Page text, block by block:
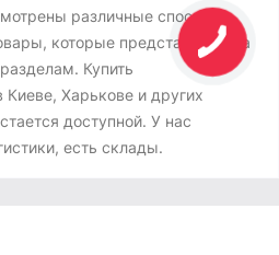
различные способы
которые представлены на
Купить
Харькове и других
доступной. У нас
есть склады.